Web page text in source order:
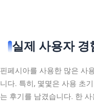
실제 사용자 경
핀페시아를 사용한 많은 사
니다. 특히, 몇몇은 사용 초
는 후기를 남겼습니다. 한